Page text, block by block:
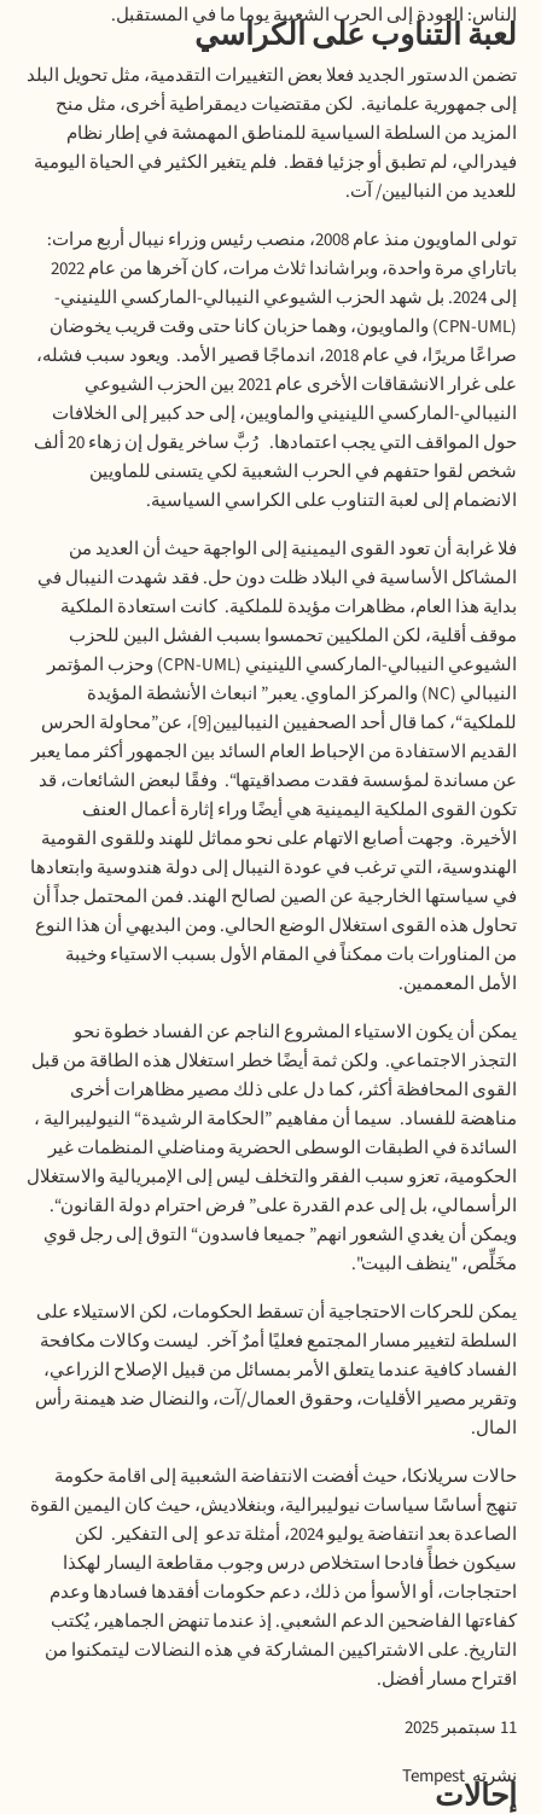
الناس: العودةإلى الحرب الشعبية يوما ما في المستقبل. لعبةالتناوبعلىالكراسي
تضمن الدستور الجديد فعلا بعض التغييرات التقدمية، مثلتحويل البلد
إلى جمهورية علمانية. لكن مقتضيات ديمقراطيةأخرى، مثل منح
المزيد من السلطة السياسية للمناطقالمهمشة فيإطار نظام
فيدرالي، لمتطبقأو جزئيا فقط. فلم يتغير الكثير في الحياة اليومية
للعديد من النباليين/آت.
تولى الماويون منذ عام ، منصبرئيس وزراء نيبالأربع مرات:
باتاراي مرة واحدة، وبراشانداثلاث مرات،كانآخرها من عام
إلى
بل شهد الحزب الشيوعي النيبالي-الماركسي اللينيني-
(CPN-UML)
والماويون، وهما حزبانكانا حتى وقت قريب يخوضان
صراعًا مريرًا، في عام ، اندماجًا قصير الأمد. ويعود سبب فشله،
علىغرار الانشقاقات الأخرى عام بين الحزب الشيوعي
النيبالي-الماركسي اللينيني والماويين،إلى حدكبير إلى الخلافات
حول المواقف التي يجب اعتمادها. رُبَّ ساخر يقولإنزهاء
ألف
شخص لقوا حتفهم في الحرب الشعبية لكي يتسنى للماويين
الانضمامإلى لعبة التناوب على الكراسي السياسية.
فلاغرابةأنتعود القوى اليمينيةإلى الواجهة حيثأن العديد من
المشاكل الأساسية في البلاد ظلت دون حل. فقد شهدت النيبال في
بداية هذا العام، مظاهرات مؤيدة للملكية.كانت استعادة الملكية
موقفأقلية، لكن الملكيينتحمسوا بسبب الفشل البين للحزب
الشيوعي النيبالي-الماركسي اللينيني (CPN-UML) وحزب المؤتمر
النيبالي (NC) والمركز الماوي. يعبر” انبعاث الأنشطة المؤيدة
للملكية“،كما قالأحد الصحفيين النيباليين[9] ، عن”محاولة الحرس
القديم الاستفادة من الإحباط العام السائد بين الجمهور أكثر مما يعبر
عن مساندة لمؤسسة فقدت مصداقيتها“. وفقًا لبعض الشائعات، قد
تكون القوى الملكية اليمينية هيأيضًا وراءإثارةأعمال العنف
الأخيرة. وجهتأصابع الاتهام على نحو مماثل للهند وللقوى القومية
الهندوسية، التيترغب في عودة النيبالإلى دولة هندوسية وابتعادها
في سياستها الخارجية عن الصين لصالح الهند. فمن المحتمل جداًأن
تحاول هذه القوى استغلال الوضع الحالي. ومن البديهيأن هذا النوع
من المناورات بات ممكناًفي المقام الأول بسبب الاستياء وخيبة
الأمل المعممين.
يمكنأن يكون الاستياء المشروع الناجم عن الفساد خطوة نحو
التجذر الاجتماعي. ولكنثمةأيضًا خطر استغلال هذه الطاقة من قبل
القوى المحافظةأكثر،كما دل على ذلك مصير مظاهراتأخرى
مناهضة للفساد. سيماأن مفاهيم”الحكامة الرشيدة“ النيوليبرالية ،
السائدة في الطبقات الوسطى الحضرية ومناضلي المنظماتغير
الحكومية،تعزو سبب الفقر والتخلف ليسإلى الإمبريالية والاستغلال
الرأسمالي، بلإلى عدم القدرة على” فرض احترام دولة القانون“.
ويمكنأن يغدي الشعور انهم” جميعا فاسدون“ التوقإلىرجل قوي
مخَلِّص،"ينظف البيت".
يمكن للحركات الاحتجاجيةأنتسقط الحكومات، لكن الاستيلاء على
السلطة لتغيير مسار المجتمع فعليًاأمرٌ آخر . ليست وكالات مكافحة
الفسادكافية عندما يتعلقالأمر بمسائل من قبيل الإصلاح الزراعي،
وتقرير مصير الأقليات، وحقوقالعمال/آت، والنضال ضد هيمنةرأس
المال.
حالات سريلانكا، حيثأفضت الانتفاضة الشعبيةإلى اقامة حكومة
تنهجأساسًا سياسات نيوليبرالية، وبنغلاديش، حيثكان اليمين القوة
الصاعدة بعد انتفاضة يوليو ،أمثلةتدعو إلى التفكير . لكن
سيكون خطأً فادحا استخلاص درس وجوب مقاطعة اليسار لهكذا
احتجاجات،أو الأسوأ من ذلك، دعم حكوماتأفقدها فسادها وعدم
كفاءتها الفاضحين الدعم الشعبي.إذ عندماتنهض الجماهير،يُكتب
التاريخ. على الاشتراكيين المشاركة في هذه النضالات ليتمكنوا من
اقتراح مسار أفضل.
11 سبتمبر
نشرته Tempestإحالات